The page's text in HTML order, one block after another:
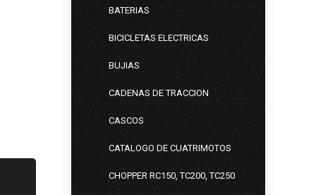
BATERIAS
BICICLETAS ELECTRICAS
BUJIAS
CADENAS DE TRACCION
CASCOS
CATALOGO DE CUATRIMOTOS
CHOPPER RC150, TC200, TC250